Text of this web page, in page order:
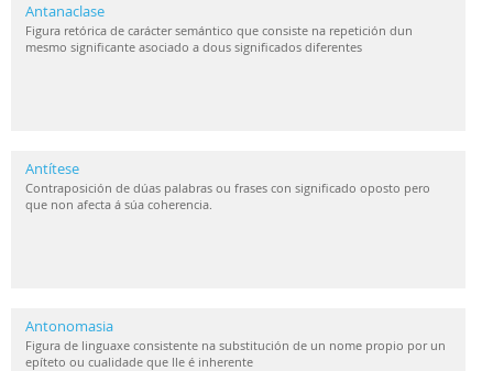
Antanaclase
Figura retórica de carácter semántico que consiste na repetición dun
mesmo significante asociado a dous significados diferentes
Antítese
Contraposición de dúas palabras ou frases con significado oposto pero
que non afecta á súa coherencia.
Antonomasia
Figura de linguaxe consistente na substitución de un nome propio por un
epíteto ou cualidade que lle é inherente